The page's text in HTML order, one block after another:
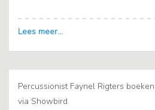
Percussionist Faynel Rigters
via Showbird.